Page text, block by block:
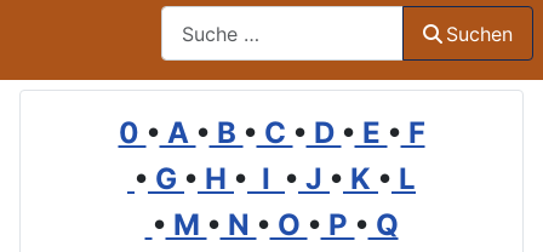
Suchen
0 • A • B • C • D • E • F
• G • H • I • J • K • L
• M • N • O • P • Q